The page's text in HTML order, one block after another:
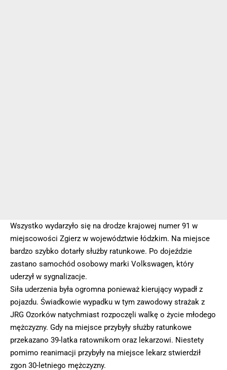
Wszystko wydarzyło się na drodze krajowej numer 91 w
miejscowości Zgierz w województwie łódzkim. Na miejsce
bardzo szybko dotarły służby ratunkowe. Po dojeździe
zastano samochód osobowy marki Volkswagen, który
uderzył w sygnalizacje.
Siła uderzenia była ogromna ponieważ kierujący wypadł z
pojazdu. Świadkowie wypadku w tym zawodowy strażak z
JRG Ozorków natychmiast rozpoczęli walkę o życie młodego
mężczyzny. Gdy na miejsce przybyły służby ratunkowe
przekazano 39-latka ratownikom oraz lekarzowi. Niestety
pomimo reanimacji przybyły na miejsce lekarz stwierdził
zgon 30-letniego mężczyzny.